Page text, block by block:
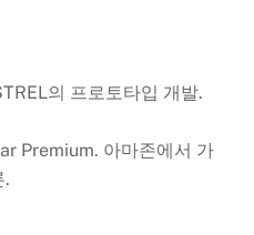
의 프로토타입 개발.
Premium. 아마존에서 가
.